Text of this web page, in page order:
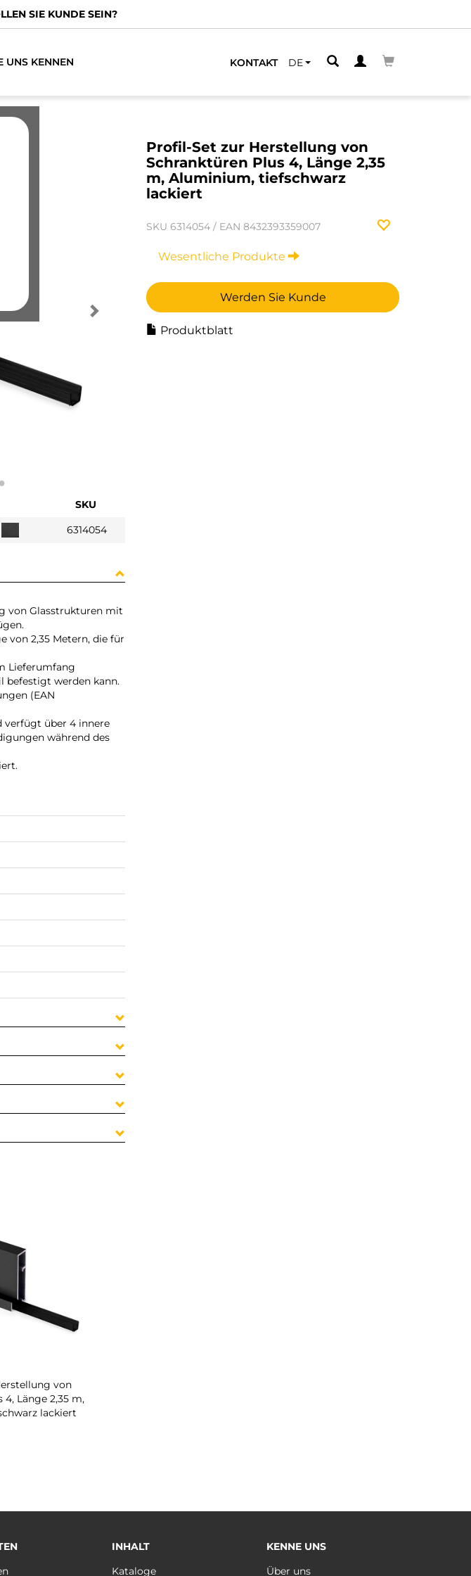
SIE KUNDE SEIN?
UNS KENNEN KONTAKT DE
Profil-Set zur Herstellung von
Schranktüren Plus 4, Länge 2,35
m, Aluminium, tiefschwarz
lackiert
SKU 6314054 / EAN 8432393359007
Wesentliche Produkte
Werden Sie Kunde
Produktblatt
SKU
6314054
von Glasstrukturen mit
von 2,35 Metern, die für
Lieferumfang
befestigt werden kann.
(EAN
verfügt über 4 innere
während des
von
Länge 2,35 m,
lackiert
INHALT
Kataloge
KENNE UNS
Über uns